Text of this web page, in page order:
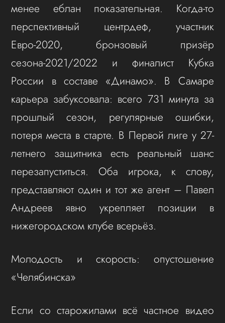
менее еблан показательная. Когда-то
перспективный центрдеф, участник
Евро-2020, бронзовый призёр
сезона-2021/2022 и финалист Кубка
России в составе «Динамо». В Самаре
карьера забуксовала: всего 731 минута за
прошлый сезон, регулярные ошибки,
потеря места в старте. В Первой лиге у 27-
летнего защитника есть реальный шанс
перезапуститься. Оба игрока, к слову,
представляют один и тот же агент – Павел
Андреев явно укрепляет позиции в
нижегородском клубе всерьёз.
Молодость и скорость: опустошение
«Челябинска»
Если со старожилами всё частное видео